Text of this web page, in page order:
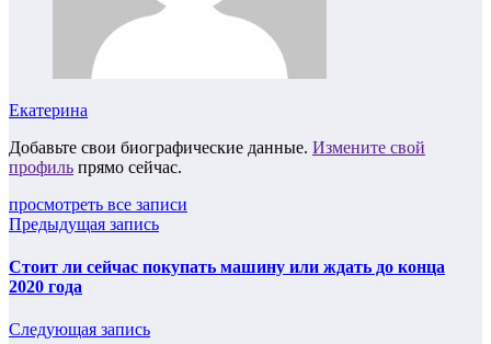
Екатерина
Добавьте свои биографические данные. Измените свой
профиль прямо сейчас.
просмотреть все записи
Предыдущая запись
Стоит ли сейчас покупать машину или ждать до конца
2020 года
Следующая запись